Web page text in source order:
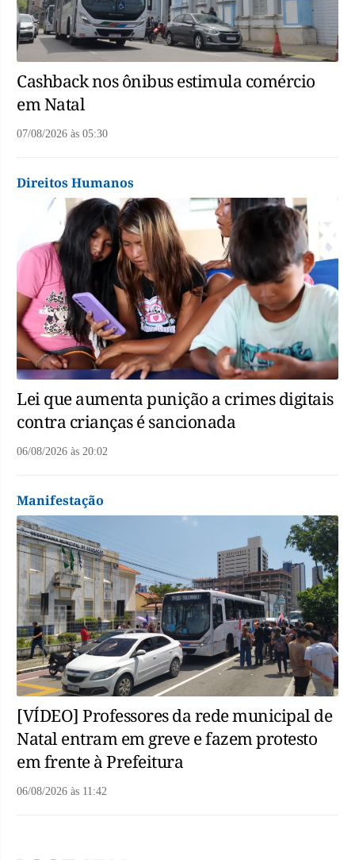
Cashback nos ônibus estimula comércio
em Natal
07/08/2026 às 05:30
Direitos Humanos
Lei que aumenta punição a crimes digitais
contra crianças é sancionada
06/08/2026 às 20:02
Manifestação
[VÍDEO] Professores da rede municipal de
Natal entram em greve e fazem protesto
em frente à Prefeitura
06/08/2026 às 11:42